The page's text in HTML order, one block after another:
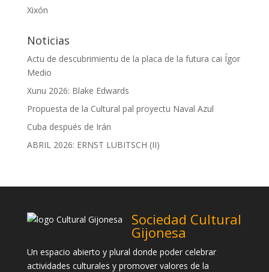
Xixón
Noticias
Actu de descubrimientu de la placa de la futura cai Ígor
Medio
Xunu 2026: Blake Edwards
Propuesta de la Cultural pal proyectu Naval Azul
Cuba después de Irán
ABRIL 2026: ERNST LUBITSCH (II)
Sociedad Cultural
Gijonesa
Un espacio abierto y plural donde poder celebrar
actividades culturales y promover valores de la